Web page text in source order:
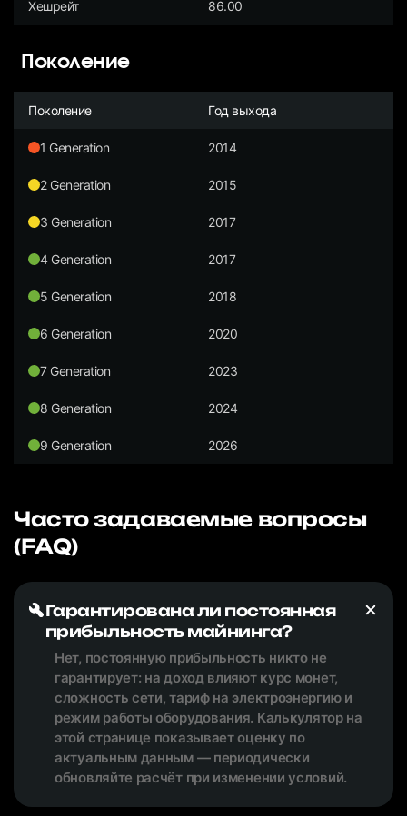
Хешрейт 86.00
Поколение
Поколение Год выхода
1 Generation 2014
2 Generation 2015
3 Generation 2017
4 Generation 2017
5 Generation 2018
6 Generation 2020
7 Generation 2023
8 Generation 2024
9 Generation 2026
Часто задаваемые вопросы
(FAQ)
Гарантирована ли постоянная
прибыльность майнинга?
Нет, постоянную прибыльность никто не
гарантирует: на доход влияют курс монет,
сложность сети, тариф на электроэнергию и
режим работы оборудования. Калькулятор на
этой странице показывает оценку по
актуальным данным — периодически
обновляйте расчёт при изменении условий.